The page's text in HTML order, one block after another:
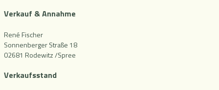
Verkauf & Annahme
René Fischer
Sonnenberger Straße 18
02681 Rodewitz /Spree
Verkaufsstand